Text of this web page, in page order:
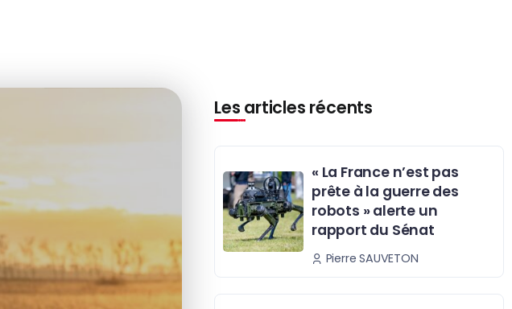
Les articles récents
« La France n’est pas
prête à la guerre des
robots » alerte un
rapport du Sénat
Pierre SAUVETON